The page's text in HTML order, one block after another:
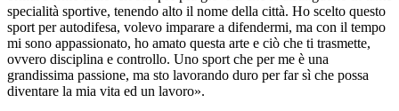
specialità sportive, tenendo alto il nome della città. Ho scelto questo
sport per autodifesa, volevo imparare a difendermi, ma con il tempo
mi sono appassionato, ho amato questa arte e ciò che ti trasmette,
ovvero disciplina e controllo. Uno sport che per me è una
grandissima passione, ma sto lavorando duro per far sì che possa
diventare la mia vita ed un lavoro».